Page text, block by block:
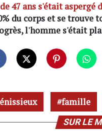
47 ans s'était aspergé
du corps et se
l'homme s'était
famille
SUR LE